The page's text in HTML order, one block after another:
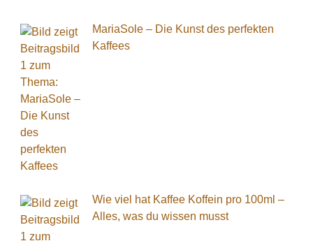
MariaSole – Die Kunst des perfekten
Kaffees
Wie viel hat Kaffee Koffein pro 100ml –
Alles, was du wissen musst